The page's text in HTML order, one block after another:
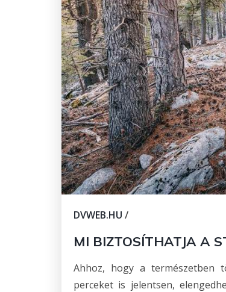
DVWEB.HU /
MI BIZTOSÍTHATJA A
Ahhoz, hogy a természetben
perceket is jelentsen,